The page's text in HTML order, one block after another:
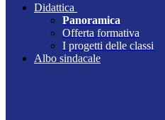
Didattica
Panoramica
Offerta formativa
I progetti delle classi
Albo sindacale